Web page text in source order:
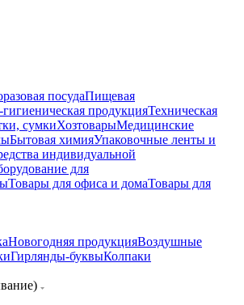
посудаПищевая
продукцияТехническая
сумкиХозтоварыМедицинские
Бытовая химияУпаковочные ленты и
индивидуальной
для
Товары для офиса и домаТовары для
Новогодняя продукцияВоздушные
Гирлянды-буквыКолпаки